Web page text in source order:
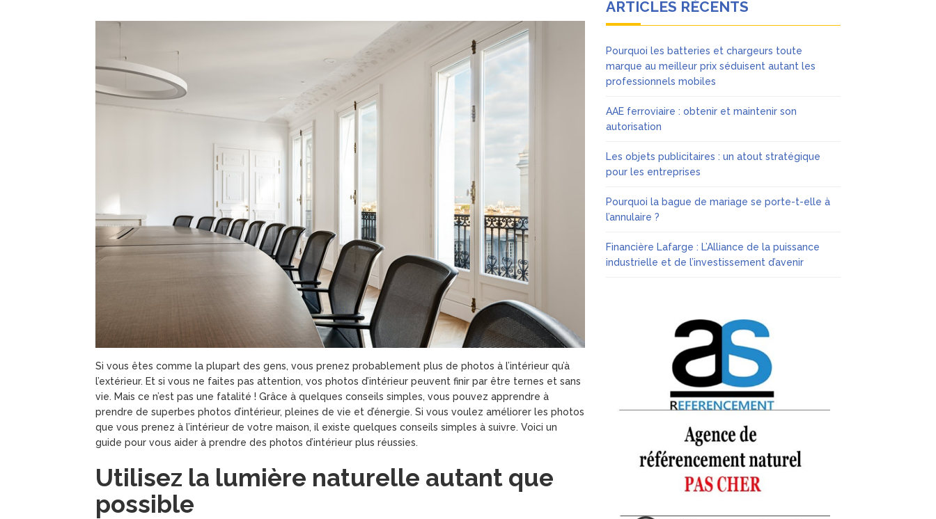
Si vous êtes comme la plupart des gens, vous prenez probablement plus de photos à l’intérieur qu’à
l’extérieur. Et si vous ne faites pas attention, vos photos d’intérieur peuvent finir par être ternes et sans
vie. Mais ce n’est pas une fatalité ! Grâce à quelques conseils simples, vous pouvez apprendre à
prendre de superbes photos d’intérieur, pleines de vie et d’énergie. Si vous voulez améliorer les photos
que vous prenez à l’intérieur de votre maison, il existe quelques conseils simples à suivre. Voici un
guide pour vous aider à prendre des photos d’intérieur plus réussies.
Utilisez la lumière naturelle autant que
possible
ARTICLES RÉCENTS
Pourquoi les batteries et chargeurs toute
marque au meilleur prix séduisent autant les
professionnels mobiles
AAE ferroviaire : obtenir et maintenir son
autorisation
Les objets publicitaires : un atout stratégique
pour les entreprises
Pourquoi la bague de mariage se porte-t-elle à
l’annulaire ?
Financière Lafarge : L’Alliance de la puissance
industrielle et de l’investissement d’avenir